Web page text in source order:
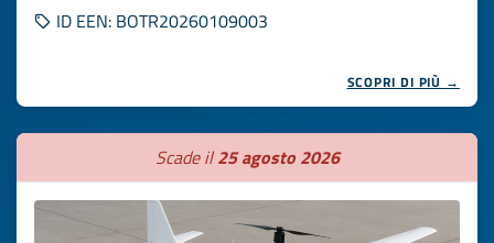
ID EEN: BOTR20260109003
SCOPRI DI PIÙ →
Scade il25 agosto 2026